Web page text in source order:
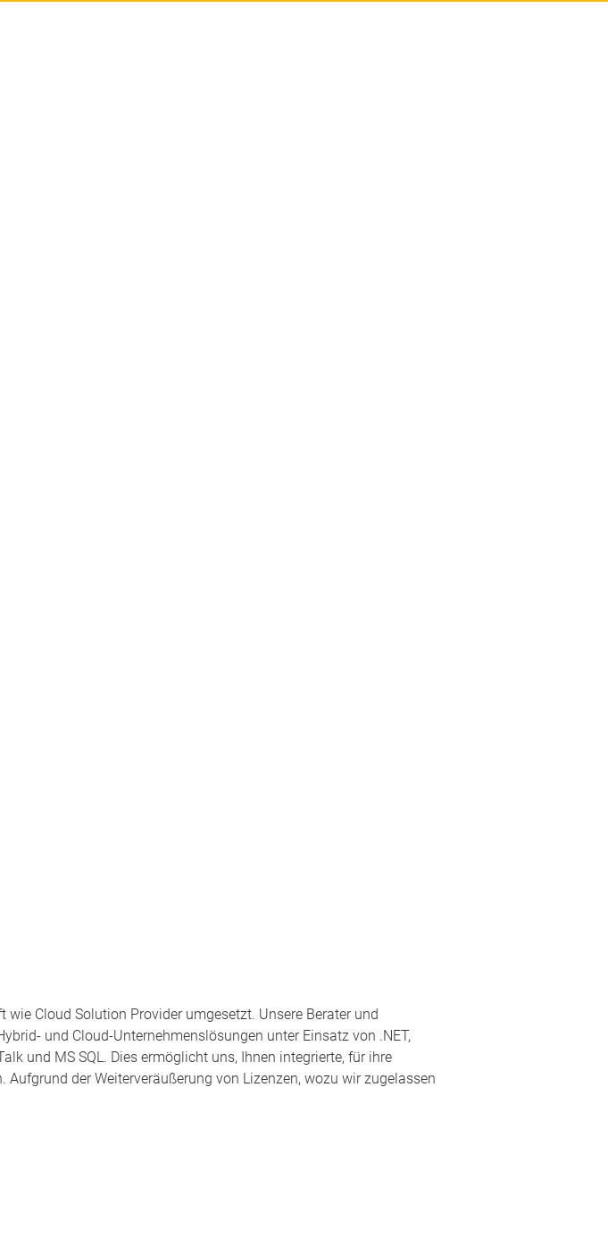
Cloud Solution Provider umgesetzt. Unsere Berater und
und Cloud-Unternehmenslösungen unter Einsatz von .NET,
und MS SQL. Dies ermöglicht uns, Ihnen integrierte, für ihre
der Weiterveräußerung von Lizenzen, wozu wir zugelassen